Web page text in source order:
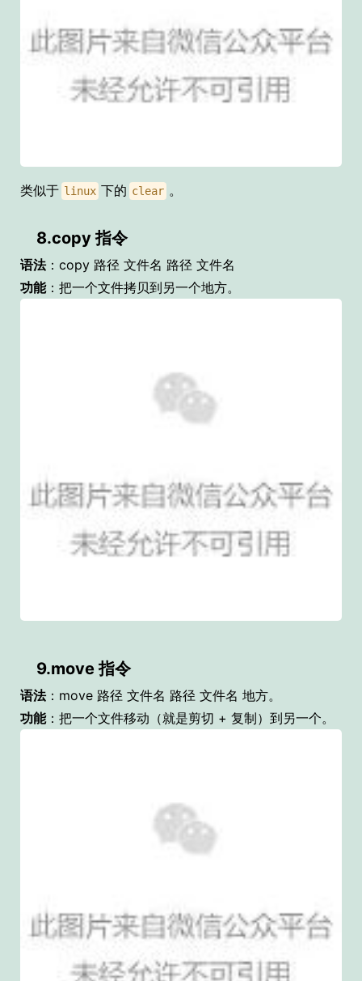
类似于 linux 下的 clear 。
8.copy 指令
语法：copy 路径 文件名 路径 文件名
功能：把一个文件拷贝到另一个地方。
9.move 指令
语法：move 路径 文件名 路径 文件名 地方。
功能：把一个文件移动（就是剪切 + 复制）到另一个。